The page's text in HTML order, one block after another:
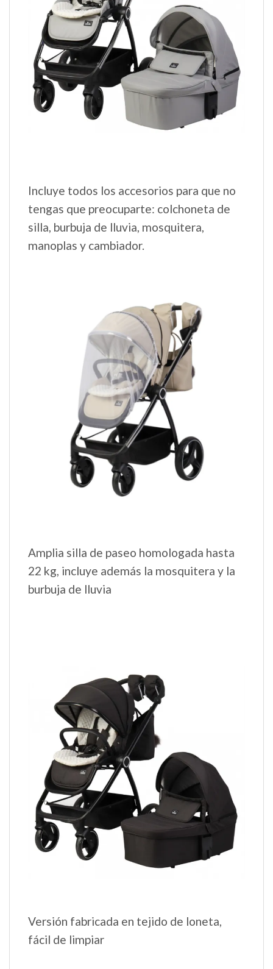
Incluye todos los accesorios para que no
tengas que preocuparte: colchoneta de
silla, burbuja de lluvia, mosquitera,
manoplas y cambiador.
Amplia silla de paseo homologada hasta
22 kg, incluye además la mosquitera y la
burbuja de lluvia
Versión fabricada en tejido de loneta,
fácil de limpiar